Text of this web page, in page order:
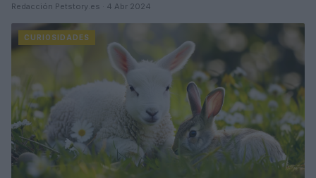
Redacción Petstory.es · 4 Abr 2024
CURIOSIDADES